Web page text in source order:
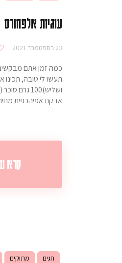
עוגיות אלפחורס
23 בספטמבר 2021
כמה זמן אתם
אבקת אפיהכפית מחית
קרא
חגים מתוקים